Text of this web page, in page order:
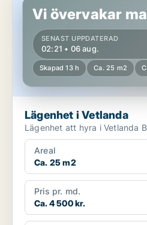
Vi övervakar
SENAST UPPDATERAD
02:21 • 06 aug.
Skapad 13 h Ca. 25 m2
Lägenhet i Vetlanda
Areal
Ca. 25 m2
Pris pr. md.
Ca. 4 500 kr.